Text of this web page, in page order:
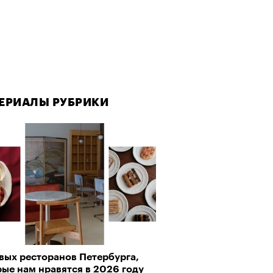
РУБРИКИ
ресторанов Петербурга,
нам нравятся в 2026 году
РУБРИКИ
2025: Япония наносит
удар